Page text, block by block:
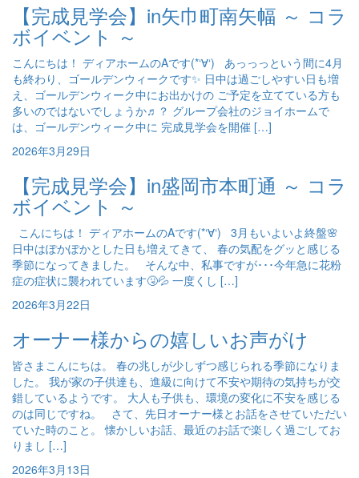
【完成見学会】in矢巾町南矢幅 ～ コラ
ボイベント ～
こんにちは！ ディアホームのAです(*‘∀‘) あっっっという間に4月
も終わり、ゴールデンウィークです✨ 日中は過ごしやすい日も増
え、ゴールデンウィーク中にお出かけの ご予定を立てている方も
多いのではないでしょうか♬？ グループ会社のジョイホームで
は、ゴールデンウィーク中に 完成見学会を開催 […]
2026年3月29日
【完成見学会】in盛岡市本町通 ～ コラ
ボイベント ～
こんにちは！ ディアホームのAです(*‘∀‘) 3月もいよいよ終盤🌸
日中はぽかぽかとした日も増えてきて、 春の気配をグッと感じる
季節になってきました。 そんな中、私事ですが･･･今年急に花粉
症の症状に襲われています🤧💦 一度くし […]
2026年3月22日
オーナー様からの嬉しいお声がけ
皆さまこんにちは。 春の兆しが少しずつ感じられる季節になりま
した。 我が家の子供達も、進級に向けて不安や期待の気持ちが交
錯しているようです。 大人も子供も、環境の変化に不安を感じる
のは同じですね。 さて、先日オーナー様とお話をさせていただい
ていた時のこと。 懐かしいお話、最近のお話で楽しく過ごしてお
りまし […]
2026年3月13日